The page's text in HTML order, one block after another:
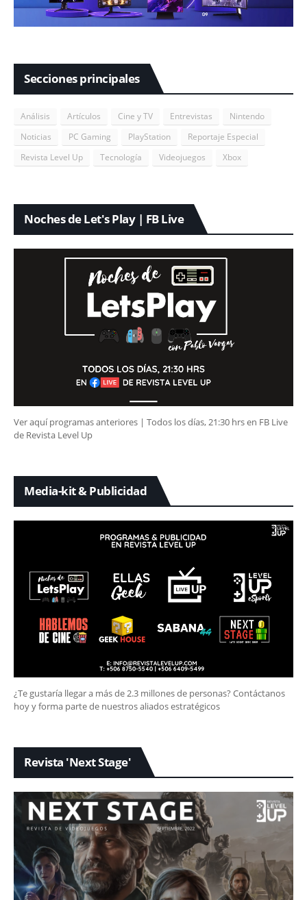
Secciones principales
Análisis Artículos Cine y TV Entrevistas
Nintendo
Noticias
PC Gaming PlayStation
Reportaje Especial
Revista Level Up
Tecnología Videojuegos Xbox
Noches de Let's Play | FB Live
Ver aquí programas anteriores | Todos los días, 21:30 hrs en FB Live
de Revista Level Up
Media-kit & Publicidad
¿Te gustaría llegar a más de 2.3 millones de personas? Contáctanos
hoy y forma parte de nuestros aliados estratégicos
Revista 'Next Stage'